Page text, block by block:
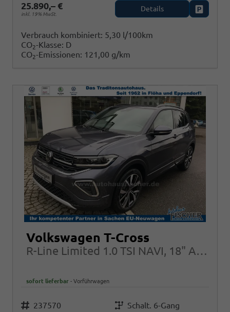
25.890,– €
inkl. 19% MwSt.
Details
Verbrauch kombiniert: 5,30 l/100km
CO2-Klasse: D
CO2-Emissionen: 121,00 g/km
Volkswagen T-Cross
R-Line Limited 1.0 TSI NAVI, 18" Alu, IQ.Light, ACC, Kamera, Kessy
sofort lieferbar Vorführwagen
Fahrzeugnr. 237570 GetriebeSchalt. 6-Gang